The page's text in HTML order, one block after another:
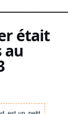
était
au